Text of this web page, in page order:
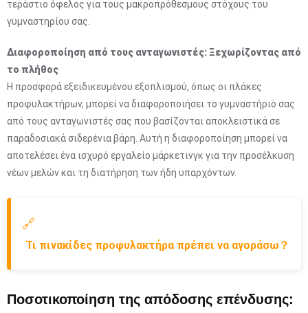
τεράστιο όφελος για τους μακροπρόθεσμους στόχους του
γυμναστηρίου σας.
Διαφοροποίηση από τους ανταγωνιστές: Ξεχωρίζοντας από
το πλήθος
Η προσφορά εξειδικευμένου εξοπλισμού, όπως οι πλάκες
προφυλακτήρων, μπορεί να διαφοροποιήσει το γυμναστήριό σας
από τους ανταγωνιστές σας που βασίζονται αποκλειστικά σε
παραδοσιακά σιδερένια βάρη. Αυτή η διαφοροποίηση μπορεί να
αποτελέσει ένα ισχυρό εργαλείο μάρκετινγκ για την προσέλκυση
νέων μελών και τη διατήρηση των ήδη υπαρχόντων.
🔗
Τι πινακίδες προφυλακτήρα πρέπει να αγοράσω？
Ποσοτικοποίηση της απόδοσης επένδυσης: